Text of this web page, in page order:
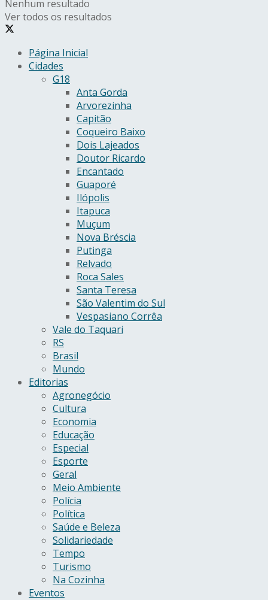
Nenhum resultado
Ver todos os resultados
Página Inicial
Cidades
G18
Anta Gorda
Arvorezinha
Capitão
Coqueiro Baixo
Dois Lajeados
Doutor Ricardo
Encantado
Guaporé
Ilópolis
Itapuca
Muçum
Nova Bréscia
Putinga
Relvado
Roca Sales
Santa Teresa
São Valentim do Sul
Vespasiano Corrêa
Vale do Taquari
RS
Brasil
Mundo
Editorias
Agronegócio
Cultura
Economia
Educação
Especial
Esporte
Geral
Meio Ambiente
Polícia
Política
Saúde e Beleza
Solidariedade
Tempo
Turismo
Na Cozinha
Eventos